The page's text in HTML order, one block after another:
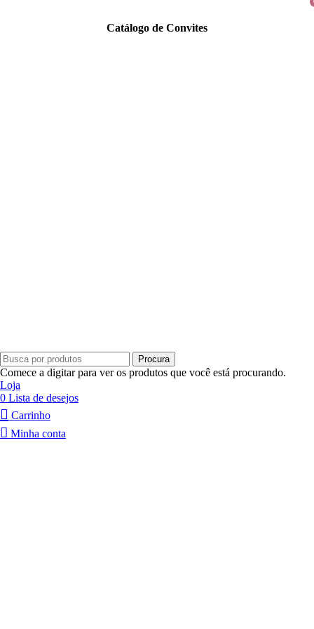
Catálogo de Convites
Procura
Comece a digitar para ver os produtos que você está procurando.
Loja
0 Lista de desejos
Carrinho
Minha conta